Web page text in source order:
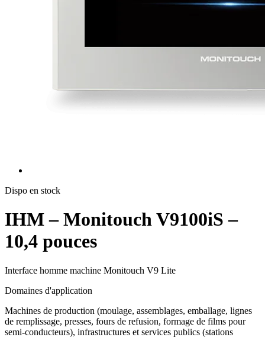
Dispo en stock
IHM – Monitouch V9100iS –
10,4 pouces
Interface homme machine Monitouch V9 Lite
Domaines d'application
Machines de production (moulage, assemblages, emballage, lignes
de remplissage, presses, fours de refusion, formage de films pour
semi-conducteurs), infrastructures et services publics (stations